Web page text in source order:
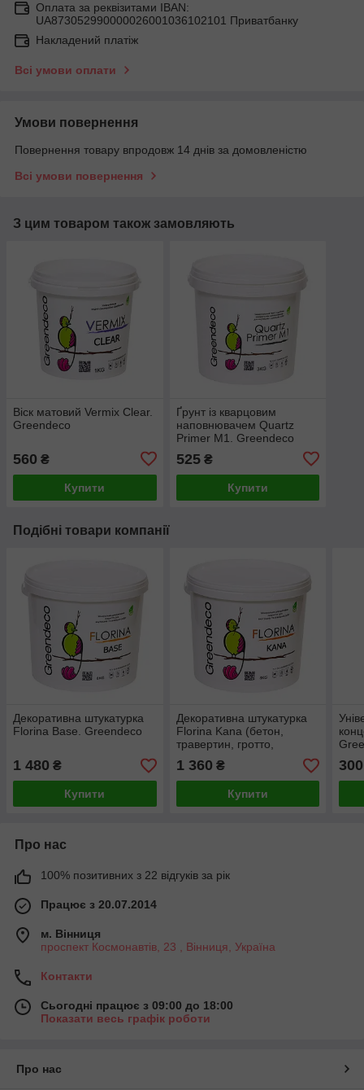
Оплата за реквізитами IBAN:
UA873052990000026001036102101 Приватбанку
Накладений платіж
Всі умови оплати
Умови повернення
Повернення товару впродовж 14 днів за домовленістю
Всі умови повернення
З цим товаром також замовляють
Віск матовий Vermix Clear.
Greendeco
560 ₴
Купити
Ґрунт із кварцовим
наповнювачем Quartz
Primer М1. Greendeco
525₴
Купити
Подібні товари компанії
Декоративна штукатурка
Florina Base. Greendeco
1 480 ₴
Купити
Декоративна штукатурка
Florina Kana (бетон,
травертин, гротто,
античний камінь,
марсельський віск).
Greendeco
1 360 ₴
Купити
300
Про нас
100% позитивних з 22 відгуків за рік
Працює з 20.07.2014
м. Вінниця
проспект Космонавтів, 23 , Вінниця, Україна
Контакти
Сьогодні працює з 09:00 до 18:00
Показати весь графік роботи
Про нас